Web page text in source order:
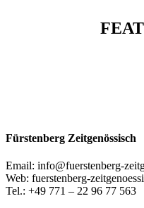
Fürstenberg Zeitgenössisch
Email: info@fuerstenberg-
Web: fuerstenberg-
Tel.: +49 771 – 22 96 77 563